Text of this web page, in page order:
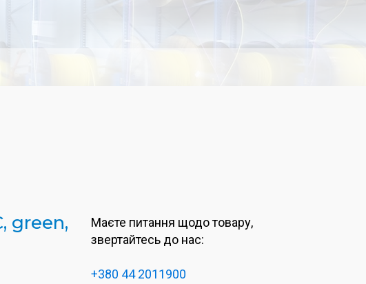
green,
Маєте питання щодо товару,
звертайтесь до нас:
+380 44 2011900